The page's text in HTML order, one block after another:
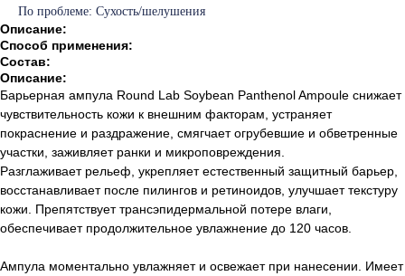
По проблеме: Сухость/шелушения
Описание:
Способ применения:
Состав:
Описание:
Барьерная ампула Round Lab Soybean Panthenol Ampoule снижает
чувствительность кожи к внешним факторам, устраняет
покраснение и раздражение, смягчает огрубевшие и обветренные
участки, заживляет ранки и микроповреждения.
Разглаживает рельеф, укрепляет естественный защитный барьер,
восстанавливает после пилингов и ретиноидов, улучшает текстуру
кожи. Препятствует трансэпидермальной потере влаги,
обеспечивает продолжительное увлажнение до 120 часов.
Ампула моментально увлажняет и освежает при нанесении. Имеет